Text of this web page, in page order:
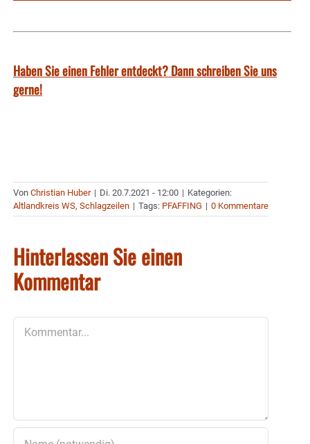
Haben Sie einen Fehler entdeckt? Dann schreiben Sie uns
gerne!
Von Christian Huber | Di. 20.7.2021 - 12:00 | Kategorien:
Altlandkreis WS, Schlagzeilen | Tags: PFAFFING | 0 Kommentare
Hinterlassen Sie einen
Kommentar